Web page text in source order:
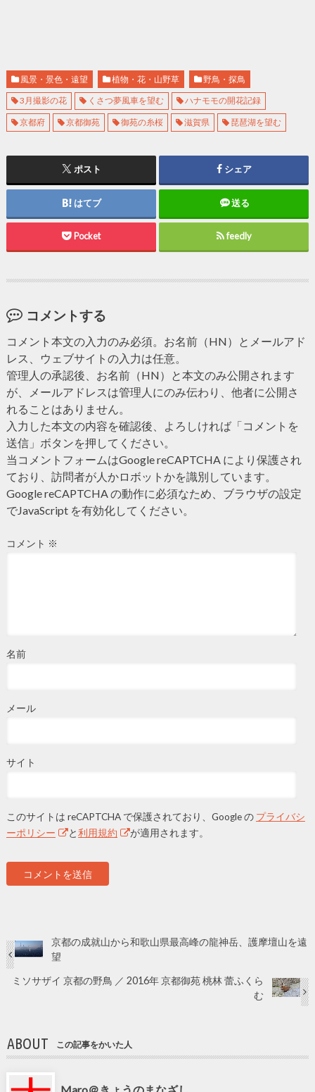
風景・景色・遠望 植物・花・山野草 野鳥・探鳥
3月撮影の花 くさつ夢風車を望む ハナモモの開花記録
京都府 京都御苑 御苑の糸桜 滋賀県 琵琶湖を望む
ポスト シェア
はてブ 送る
Pocket feedly
コメントする
コメント本文の入力のみ必須。お名前（HN）とメールアド
レス、ウェブサイトの入力は任意。
管理人の承認後、お名前（HN）と本文のみ公開されます
が、メールアドレスは管理人にのみ伝わり、他者に公開さ
れることはありません。
入力した本文の内容を確認後、よろしければ「コメントを
送信」ボタンを押してください。
当コメントフォームはGoogle reCAPTCHA により保護され
ており、訪問者が人かロボットかを識別しています。
Google reCAPTCHA の動作に必須なため、ブラウザの設定
でJavaScript を有効化してください。
コメント ※
名前
メール
サイト
このサイトは reCAPTCHA で保護されており、Google の プライバシ
ーポリシー
と利用規約 が適用されます。
京都の成就山から和歌山県最高峰の龍神岳、護摩壇山を遠
望
ミソサザイ 京都の野鳥 ／ 2016年 京都御苑 桃林 蕾ふくら
む
ABOUT この記事をかいた人